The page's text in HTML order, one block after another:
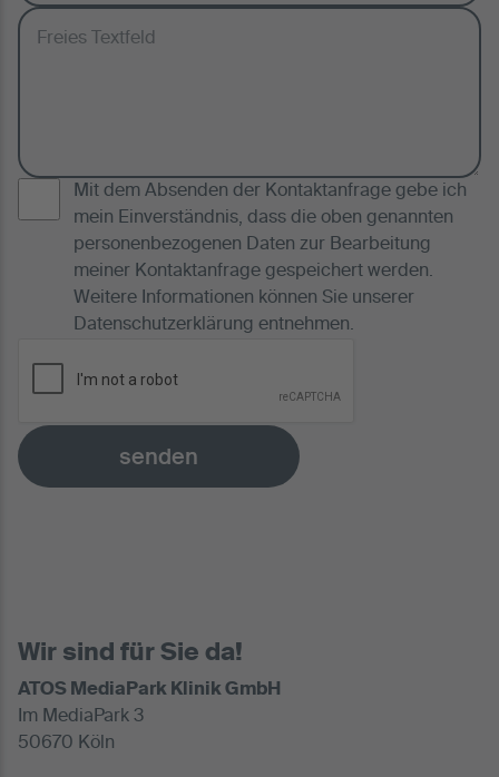
Mit dem Absenden der Kontaktanfrage gebe ich
mein Einverständnis, dass die oben genannten
personenbezogenen Daten zur Bearbeitung
meiner Kontaktanfrage gespeichert werden.
Weitere Informationen können Sie unserer
Datenschutzerklärung entnehmen.
senden
Wir sind für Sie da!
ATOS MediaPark Klinik GmbH
Im MediaPark 3
50670 Köln